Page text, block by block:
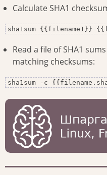
Calculate SHA1
sha1sum {{filename1}}
Read a file of SHA1
matching checksums:
sha1sum -c